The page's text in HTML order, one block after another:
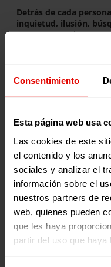
Consentimiento
Esta página web usa
Las cookies de este
el contenido y los
sociales y analizar el
información sobre el
nuestros partners de
web, quienes pueden
que les haya
partir del uso que haya
Detrás de cada
inquietud, ilusión,
porque ven más
en los que
durante uno o dos
este proceso personal
acompañamiento. Ha
trabajo de todos estos